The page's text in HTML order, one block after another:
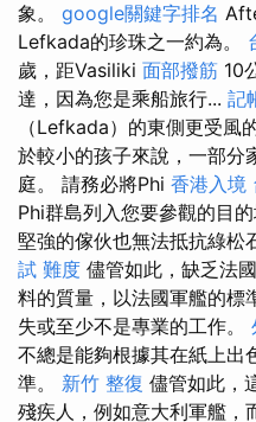
象。 google關鍵字排名
Lefkada的珍珠之一約為。
歲，距Vasiliki 面部撥筋 10
達，因為您是乘船旅行... 記
（Lefkada）的東側更受風
於較小的孩子來說，一部分
庭。 請務必將Phi 香港入境
Phi群島列入您要參觀的目的
堅強的傢伙也無法抵抗綠松
試 難度 儘管如此，缺乏法
料的質量，以法國軍艦的標
失或至少不是專業的工作。
不總是能夠根據其在紙上出
準。 新竹 整復 儘管如此，
殘疾人，例如意大利軍艦，